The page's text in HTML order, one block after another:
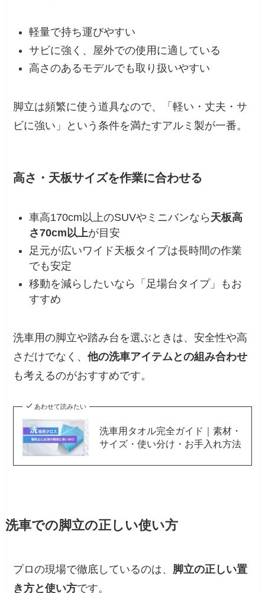
軽量で持ち運びやすい
サビに強く、屋外での使用に適している
高さのあるモデルでも取り扱いやすい
脚立は頻繁に使う道具なので、「軽い・丈夫・サ
ビに強い」という条件を満たすアルミ製が一番。
高さ・天板サイズを作業に合わせる
車高170cm以上のSUVやミニバンなら 天板高
さ70cm以上が目安
足元が広いワイド天板タイプは長時間の作業
でも安定
移動を減らしたいなら「足場台タイプ」もお
すすめ
洗車用の脚立や踏み台を選ぶときは、安全性や高
さだけでなく、他の洗車アイテムとの組み合わせ
も考えるのがおすすめです。
あわせて読みたい
洗車用タオル完全ガイド｜素材・
サイズ・使い分け・お手入れ方法
洗車での脚立の正しい使い方
プロの現場で徹底しているのは、 脚立の正しい置
き方と使い方です。